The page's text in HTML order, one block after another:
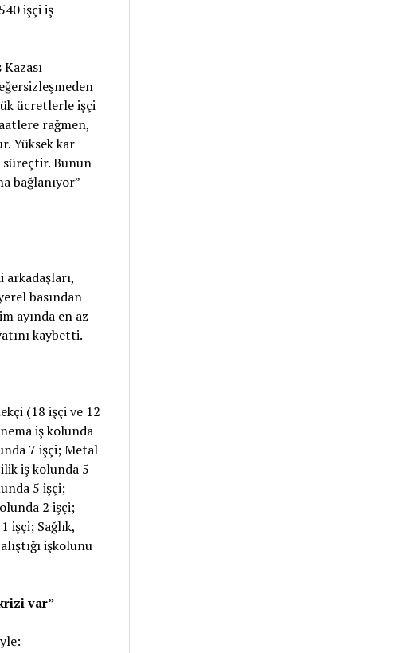
işçi iş
ücretlerle işçi
rağmen,
Yüksek kar
süreçtir. Bunun
bağlanıyor”
arkadaşları,
basından
ayında en az
kaybetti.
(18 işçi ve 12
iş kolunda
7 işçi; Metal
iş kolunda 5
5 işçi;
2 işçi;
işçi; Sağlık,
işkolunu
var”